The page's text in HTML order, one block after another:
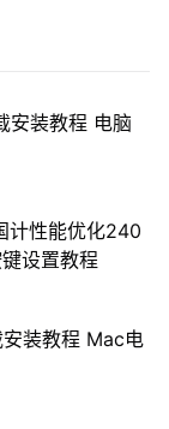
安装教程 电脑
计性能优化240
设置教程
装教程 Mac电